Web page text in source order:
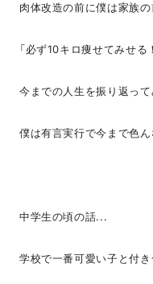
肉体改造の前に僕は家族の
「必ず10キロ痩せてみせる
今までの人生を振り返っ
僕は有言実行で今まで色
中学生の頃の話...
学校で一番可愛い子と付き